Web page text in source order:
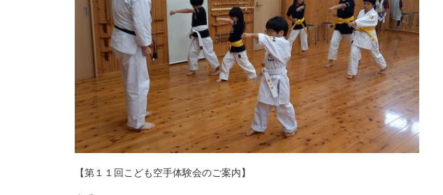
【第１１回こども空手体験会のご案内】